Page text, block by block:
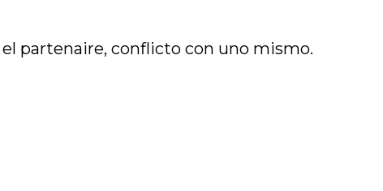
partenaire, conflicto con uno mismo.